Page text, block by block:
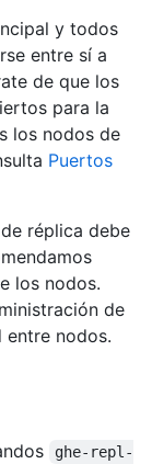
y todos
entre sí a
de que los
para la
los nodos de
Puertos
réplica debe
los nodos.
de
nodos.
ghe-repl-